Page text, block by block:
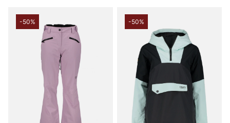
-50% -50%